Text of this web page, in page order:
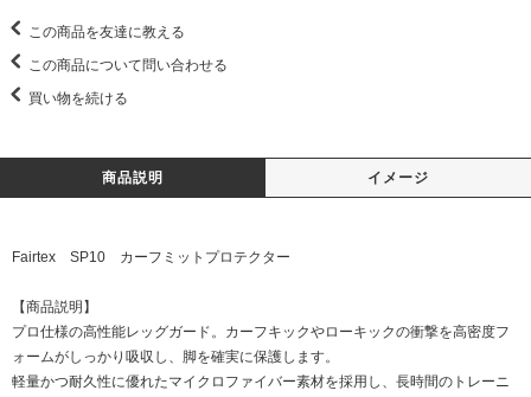
この商品を友達に教える
この商品について問い合わせる
買い物を続ける
商品説明 イメージ
Fairtex SP10 カーフミットプロテクター
【商品説明】
プロ仕様の高性能レッグガード。カーフキックやローキックの衝撃を高密度フ
ォームがしっかり吸収し、脚を確実に保護します。
軽量かつ耐久性に優れたマイクロファイバー素材を採用し、長時間のトレーニ